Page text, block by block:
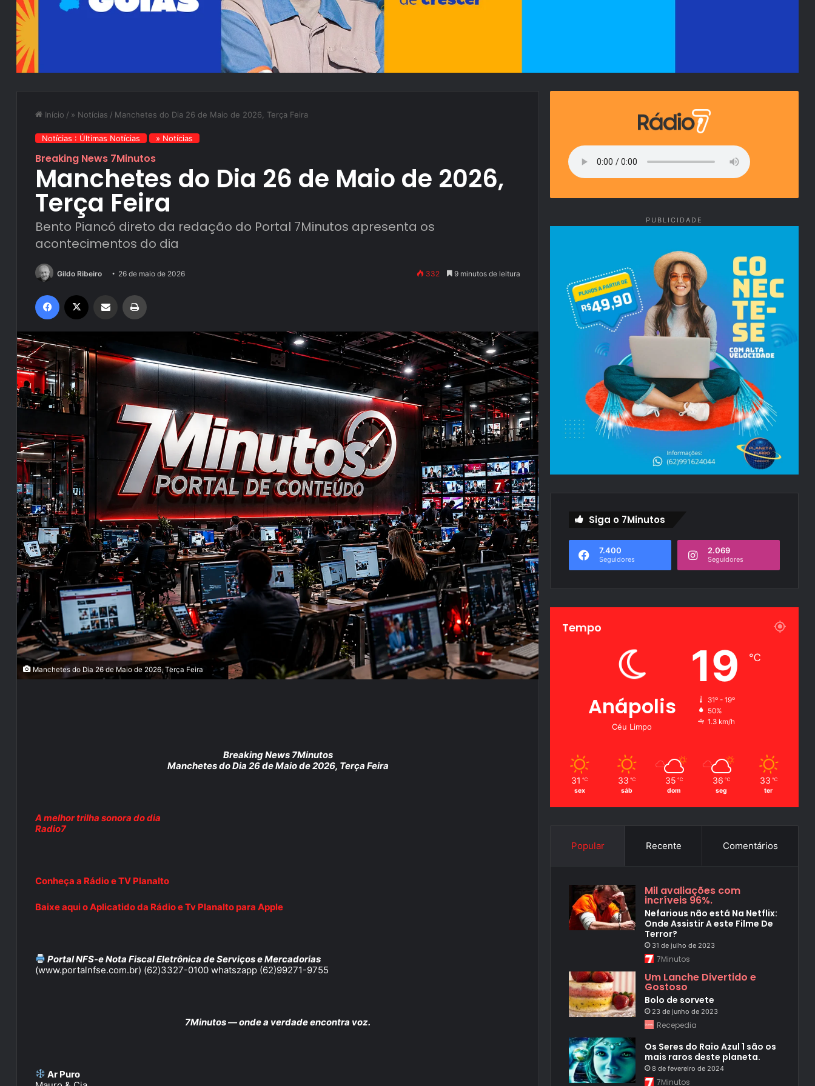
Início / » Notícias / Manchetes do Dia 26 de Maio de 2026, Terça Feira
Notícias : Últimas Notícias » Notícias
Breaking News 7Minutos
Manchetes do Dia 26 de Maio de 2026,
Terça Feira
Bento Piancó direto da redação do Portal 7Minutos apresenta os
acontecimentos do dia
Gildo Ribeiro 26 de maio de 2026 332 9 minutos de leitura
Manchetes do Dia 26 de Maio de 2026, Terça Feira
Breaking News 7Minutos
Manchetes do Dia 26 de Maio de 2026, Terça Feira
A melhor trilha sonora do dia
Radio7
Conheça a Rádio e TV Planalto
Baixe aqui o Aplicatido da Rádio e Tv Planalto para Apple
Portal NFS-e Nota Fiscal Eletrônica de Serviços e Mercadorias
(www.portalnfse.com.br) (62)3327-0100 whatszapp (62)99271-9755
7Minutos — onde a verdade encontra voz.
Ar Puro
PUBLICIDADE
Siga o 7Minutos
7.400
Seguidores
2.069
Seguidores
Tempo
Anápolis
Céu Limpo
19 ℃
31º - 19º
50%
1.3 km/h
31 ℃
sex
33 ℃
sáb
35 ℃
dom
36 ℃
seg
33 ℃
ter
Popular Recente Comentários
Mil avaliações com
incríveis 96%.
Nefarious não está Na Netflix:
Onde Assistir A este Filme De
Terror?
31 de julho de 2023
7Minutos
Um Lanche Divertido e
Gostoso
Bolo de sorvete
23 de junho de 2023
Recepedia
Os Seres do Raio Azul 1 são os
mais raros deste planeta.
8 de fevereiro de 2024
7Minutos